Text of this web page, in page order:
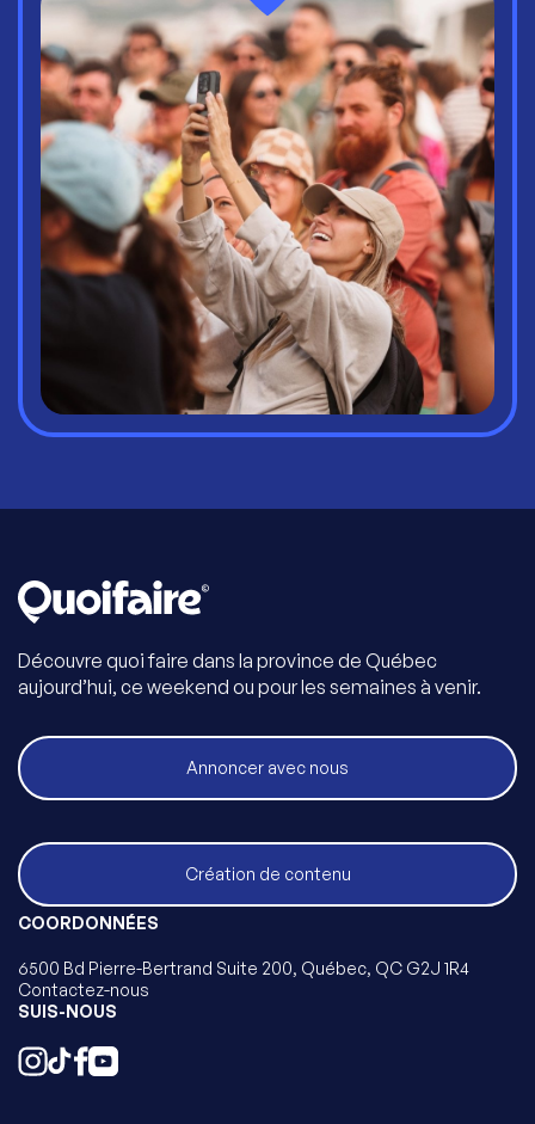
Découvre quoi faire dans la province de Québec
aujourd’hui, ce weekend ou pour les semaines à venir.
Annoncer avec nous
Création de contenu
COORDONNÉES
6500 Bd Pierre-Bertrand Suite 200, Québec, QC G2J 1R4
Contactez-nous
SUIS-NOUS